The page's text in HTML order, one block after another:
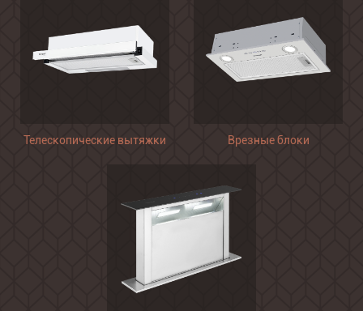
Телескопические вытяжки Врезные блоки